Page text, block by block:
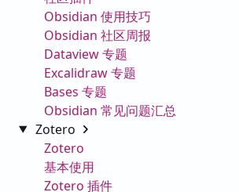
Obsidian 使用技巧
Obsidian 社区周报
Dataview 专题
Excalidraw 专题
Bases 专题
Obsidian 常见问题汇总
Zotero
Zotero
基本使用
Zotero 插件